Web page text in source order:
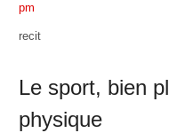
pm
Author
recit
Le sport, bien
physique